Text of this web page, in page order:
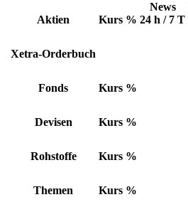
Aktien Kurs %
News
24 h / 7 T
Xetra-Orderbuch
Fonds Kurs %
Devisen Kurs %
Rohstoffe Kurs %
Themen Kurs %